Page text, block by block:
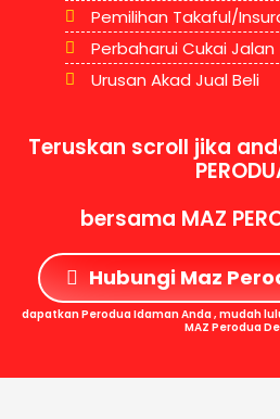
Pemilihan Takaful/
Perbaharui Cukai
Urusan Akad Jual Beli
Teruskan scroll jika
bersama MAZ
Hubungi Maz
dapatkan Perodua Idaman Anda , mudah
MAZ Perodua